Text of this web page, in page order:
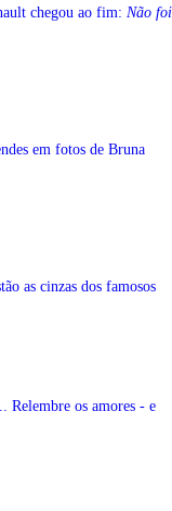
chegou ao fim: Não foi
em fotos de Bruna
as cinzas dos famosos
Relembre os amores - e